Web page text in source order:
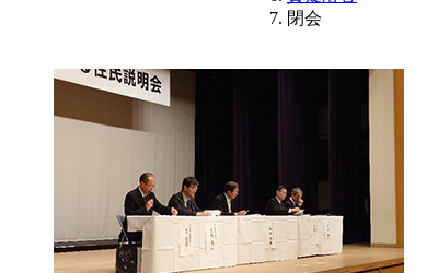
閉会